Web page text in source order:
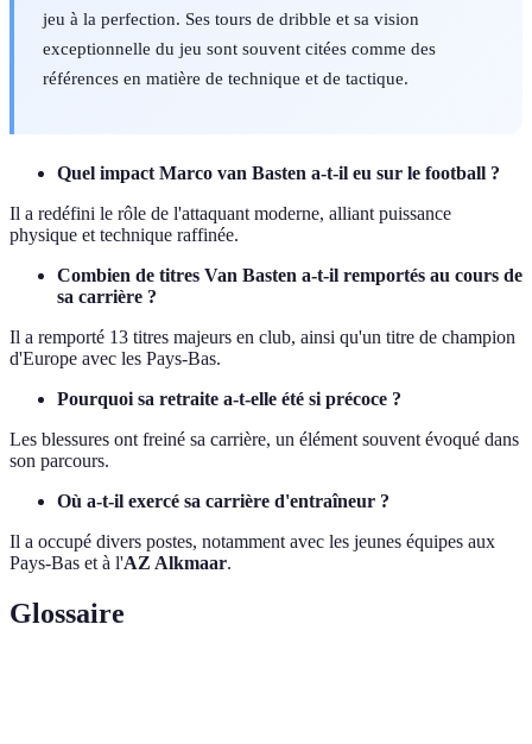
jeu à la perfection. Ses tours de dribble et sa vision
exceptionnelle du jeu sont souvent citées comme des
références en matière de technique et de tactique.
Quel impact Marco van Basten a-t-il eu sur le football ?
Il a redéfini le rôle de l'attaquant moderne, alliant puissance
physique et technique raffinée.
Combien de titres Van Basten a-t-il remportés au cours de
sa carrière ?
Il a remporté 13 titres majeurs en club, ainsi qu'un titre de champion
d'Europe avec les Pays-Bas.
Pourquoi sa retraite a-t-elle été si précoce ?
Les blessures ont freiné sa carrière, un élément souvent évoqué dans
son parcours.
Où a-t-il exercé sa carrière d'entraîneur ?
Il a occupé divers postes, notamment avec les jeunes équipes aux
Pays-Bas et à l'AZ Alkmaar.
Glossaire